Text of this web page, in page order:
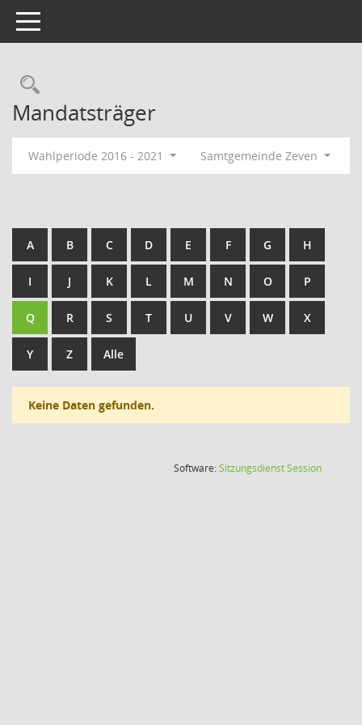
Toggle navigation
Rechercheauswahl
Mandatsträger
Wahlperiode 2016 - 2021 Samtgemeinde Zeven
A B C D E F G H
I J K L M N O P
Q R S T U V W X
Y Z Alle
Keine Daten gefunden.
Software:SitzungsdienstSession(Wird in